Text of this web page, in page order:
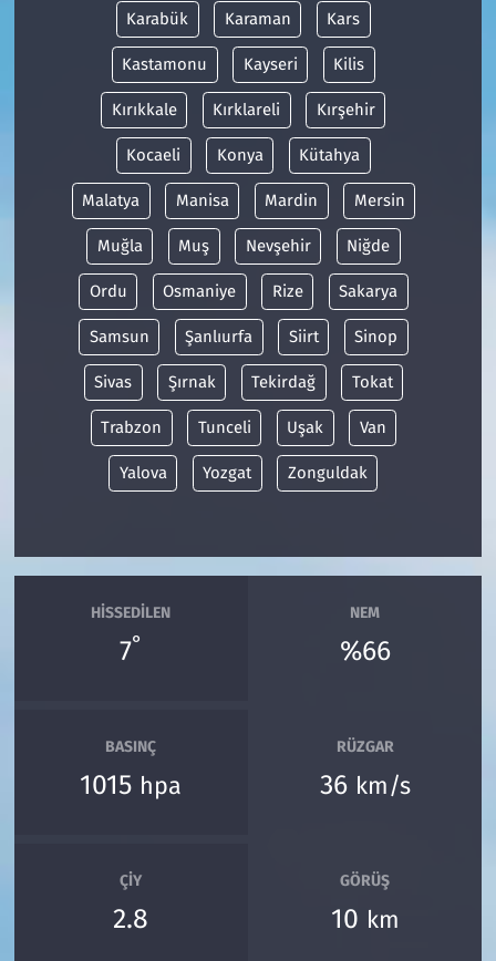
Karabük Karaman Kars
Kastamonu Kayseri Kilis
Kırıkkale Kırklareli Kırşehir
Kocaeli Konya Kütahya
Malatya Manisa Mardin Mersin
Muğla Muş Nevşehir Niğde
Ordu Osmaniye Rize Sakarya
Samsun Şanlıurfa Siirt Sinop
Sivas Şırnak Tekirdağ Tokat
Trabzon Tunceli Uşak Van
Yalova Yozgat Zonguldak
HISSEDILEN
7°
NEM
%66
BASINÇ
1015 hpa
RÜZGAR
36 km/s
ÇIY
2.8
GÖRÜŞ
10 km